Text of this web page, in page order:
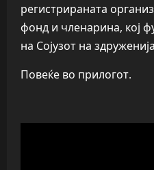
регистрираната
фонд и членарина, кој
на Сојузот на
Повеќе во прилогот.